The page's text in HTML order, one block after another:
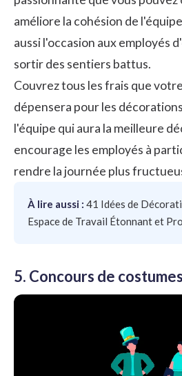
améliore la cohésion de
aussi l'occasion aux employés
sortir des sentiers battus.
Couvrez tous les frais que
dépensera pour les
l'équipe qui aura la meilleure
encourage les employés à
rendre la journée plus
À lire aussi : 41 Idées de
Espace de Travail Étonnant et
5. Concours de